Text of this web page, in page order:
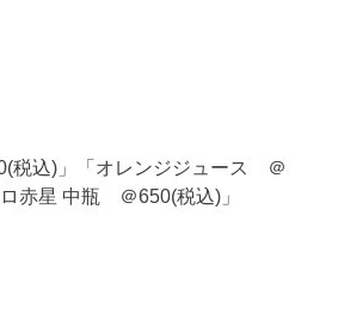
税込)」「オレンジジュース ＠
赤星 中瓶 ＠650(税込)」